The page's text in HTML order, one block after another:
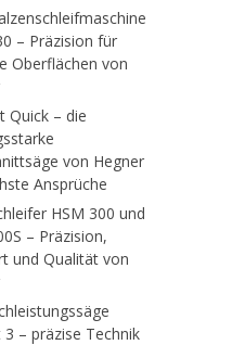
– Präzision für
Oberflächen von
Quick – die
von Hegner
Ansprüche
HSM 300 und
– Präzision,
und Qualität von
3 – präzise Technik